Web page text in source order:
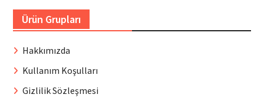
Ürün Grupları
Hakkımızda
Kullanım Koşulları
Gizlilik Sözleşmesi